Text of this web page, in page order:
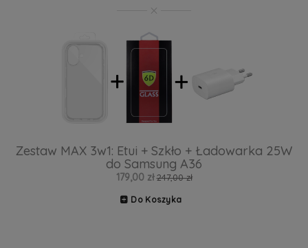
Zestaw MAX 3w1: Etui + Szkło + Ładowarka 25W
do Samsung A36
179,00 zł 247,00 zł
Do Koszyka